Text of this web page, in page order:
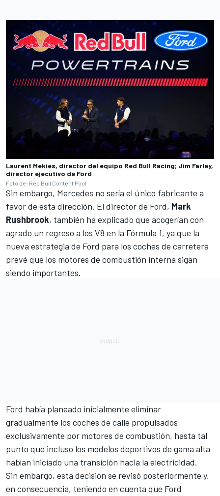
Laurent Mekies, director del equipo Red Bull Racing; Jim Farley,
director ejecutivo de Ford
Foto de: Red Bull Content Pool
Sin embargo, Mercedes no sería el único fabricante a
favor de esta dirección. El director de Ford, Mark
Rushbrook, también ha explicado que acogerían con
agrado un regreso a los V8 en la Fórmula 1, ya que la
nueva estrategia de Ford para los coches de carretera
prevé que los motores de combustión interna sigan
siendo importantes.
Ford había planeado inicialmente eliminar
gradualmente los coches de calle propulsados
exclusivamente por motores de combustión, hasta tal
punto que incluso los modelos deportivos de gama alta
habían iniciado una transición hacia la electricidad.
Sin embargo, esta decisión se revisó posteriormente y,
en consecuencia, teniendo en cuenta que Ford